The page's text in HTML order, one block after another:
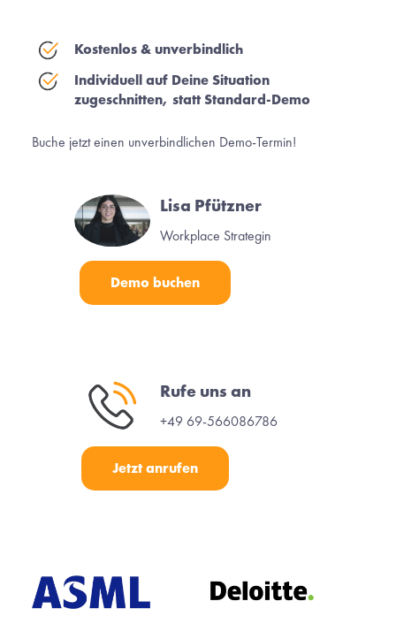
Kostenlos & unverbindlich
Individuell auf Deine Situation
zugeschnitten, statt Standard-Demo
Buche jetzt einen unverbindlichen Demo-Termin!
Lisa Pfützner
Workplace Strategin
Demo buchen
Rufe uns an
+49 69-566086786
Jetzt anrufen